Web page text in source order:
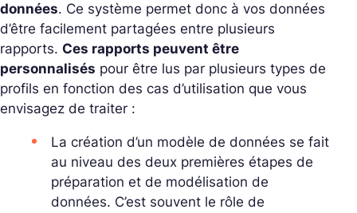
données. Ce système permet donc à vos données
d’être facilement partagées entre plusieurs
rapports. Ces rapports peuvent être
personnalisés pour être lus par plusieurs types de
profils en fonction des cas d’utilisation que vous
envisagez de traiter :
La création d’un modèle de données se fait
au niveau des deux premières étapes de
préparation et de modélisation de
données. C’est souvent le rôle de